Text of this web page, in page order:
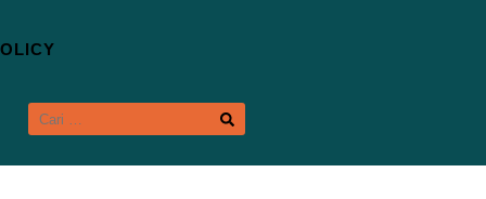
CARI
UNTUK: